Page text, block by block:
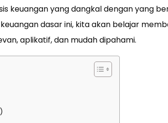
keuangan yang dangkal dengan yang
dasar ini, kita akan belajar
aplikatif, dan mudah dipahami.